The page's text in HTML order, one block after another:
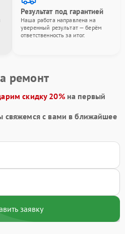
Результат под гарантией
Наша работа направлена на
уверенный результат — берём
ответственность за итог.
ремонт
скидку 20%на первый
свяжемся с вами в ближайшее
заявку